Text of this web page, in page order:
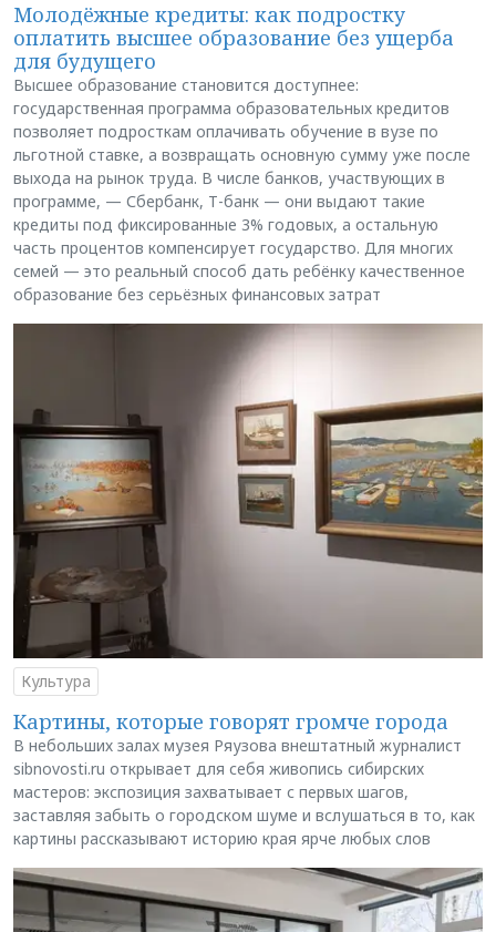
Молодёжные кредиты: как подростку
оплатить высшее образование без ущерба
для будущего
Высшее образование становится доступнее:
государственная программа образовательных кредитов
позволяет подросткам оплачивать обучение в вузе по
льготной ставке, а возвращать основную сумму уже после
выхода на рынок труда. В числе банков, участвующих в
программе, — Сбербанк, Т-банк — они выдают такие
кредиты под фиксированные 3% годовых, а остальную
часть процентов компенсирует государство. Для многих
семей — это реальный способ дать ребёнку качественное
образование без серьёзных финансовых затрат
Культура
Картины, которые говорят громче города
В небольших залах музея Ряузова внештатный журналист
sibnovosti.ru открывает для себя живопись сибирских
мастеров: экспозиция захватывает с первых шагов,
заставляя забыть о городском шуме и вслушаться в то, как
картины рассказывают историю края ярче любых слов